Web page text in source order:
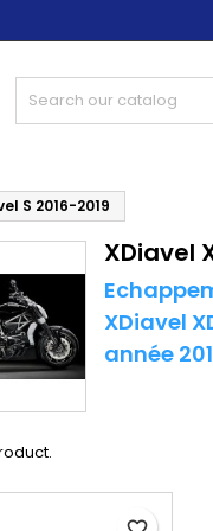
S 2016-2019
XDiavel
XDiavel
année
listes d'envies
Créer une nouvelle liste
wishlist
in
need to be logged in to